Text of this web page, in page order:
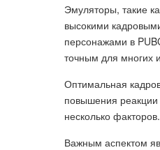
Эмуляторы, такие
высокими
персонажами в
точным для многих
Оптимальная
повышения реакции
несколько факторов.
Важным аспектом